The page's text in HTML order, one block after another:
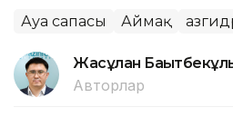
Ауа сапасы Аймақ
Жасұлан
Авторлар